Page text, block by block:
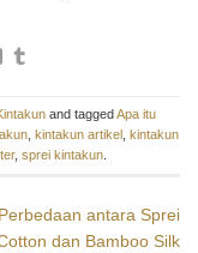
and taggedApa itu
kintakun artikel kintakun
, sprei kintakun.
antara Sprei
dan Bamboo Silk